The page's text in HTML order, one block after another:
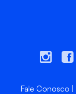
Fale Conosco